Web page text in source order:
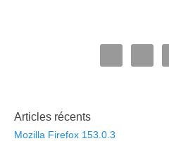
Articles récents
Mozilla Firefox 153.0.3